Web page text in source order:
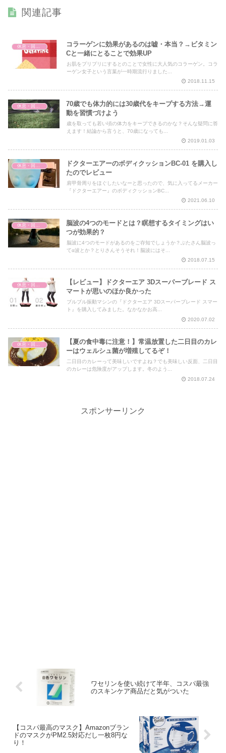
関連記事
コラーゲンに効果があるのは嘘・本当？→ビタミン
Cと一緒にとることで効果UP
お肌をプリプリにするとのことで女性に大人気のコラーゲン。コラ
ーゲン女子という言葉が一時期流行りました...
2018.11.15
70歳でも体力的には30歳代をキープする方法→運
動を習慣づけよう
歳を取っても若い頃の体力をキープできるのかな？そんな疑問に答
えます！結論から言うと、70歳になっても...
2019.01.03
ドクターエアーのボディクッションBC-01 を購入し
たのでレビュー
肩甲骨周りをほぐしたいなーと思ったので、気に入ってるメーカー
『ドクターエアー』のボディクッションBC...
2021.06.10
脳波の4つのモードとは？瞑想するタイミングはい
つが効果的？
脳波に4つのモードがあるのをご存知でしょうか？ぶたさん脳波っ
てα波とか？とりさんそうそれ！脳波にはそ...
2018.07.15
【レビュー】ドクターエア 3Dスーパーブレード ス
マートが思いのほか良かった
ブルブル振動マシンの『ドクターエア 3Dスーパーブレード スマー
ト』を購入してみました。なかなかお高...
2020.07.02
【夏の食中毒に注意！】常温放置した二日目のカレ
ーはウェルシュ菌が増殖してるぞ！
二日目のカレーって美味しいですよね？でも美味しい反面、二日目
のカレーは危険度がアップします。冬のよう...
2018.07.24
スポンサーリンク
ワセリンを使い続けて半年、コスパ最強
のスキンケア商品だと気がついた
【コスパ最高のマスク】Amazonブラン
ドのマスクがPM2.5対応だし一枚8円な
り！